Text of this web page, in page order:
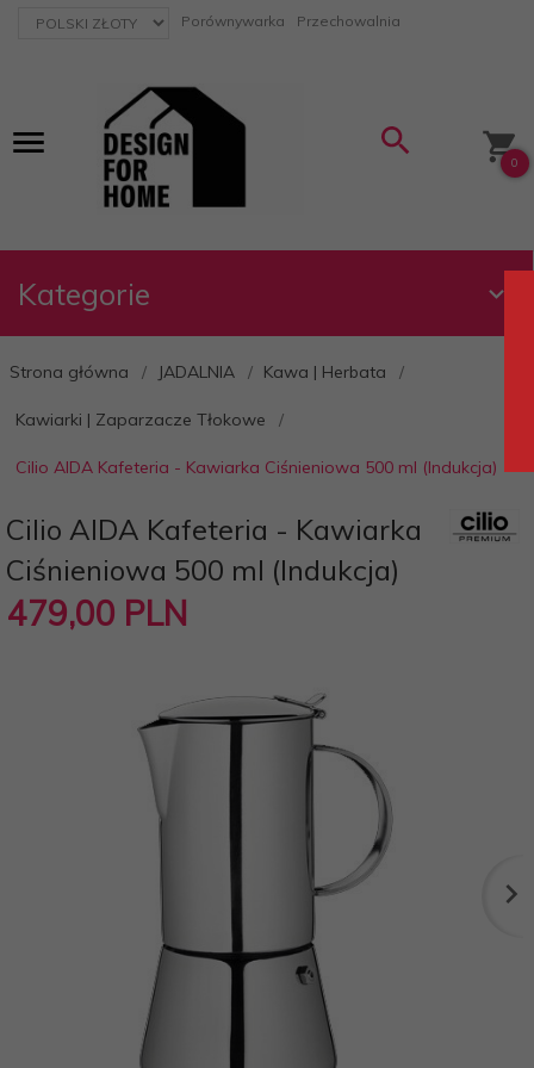
currency_h Porównywarka Przechowalnia
0
Kategorie
Strona główna JADALNIA Kawa | Herbata
Kawiarki | Zaparzacze Tłokowe
Cilio AIDA Kafeteria - Kawiarka Ciśnieniowa 500 ml (Indukcja)
Cilio AIDA Kafeteria - Kawiarka
Ciśnieniowa 500 ml (Indukcja)
479,00 PLN